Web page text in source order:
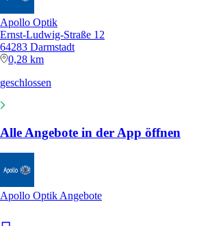
Apollo Optik
Ernst-Ludwig-Straße 12
64283 Darmstadt
0,28 km
geschlossen
Alle Angebote in der App öffnen
Apollo Optik Angebote